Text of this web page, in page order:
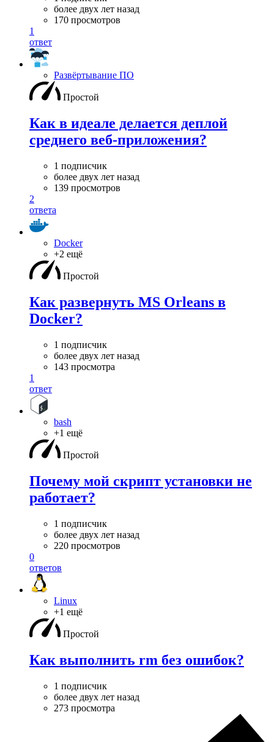
более двух лет назад
170 просмотров
1
ответ
Развёртывание ПО
Простой
Как в идеале делается деплой
среднего веб-приложения?
1 подписчик
более двух лет назад
139 просмотров
2
ответа
Docker
+2 ещё
Простой
Как развернуть MS Orleans в
Docker?
1 подписчик
более двух лет назад
143 просмотра
1
ответ
bash
+1 ещё
Простой
Почему мой скрипт установки не
работает?
1 подписчик
более двух лет назад
220 просмотров
0
ответов
Linux
+1 ещё
Простой
Как выполнить rm без ошибок?
1 подписчик
более двух лет назад
273 просмотра